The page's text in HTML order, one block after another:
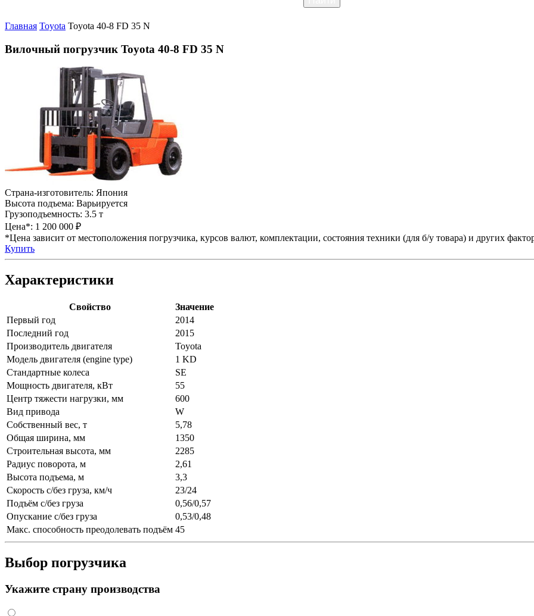
Главная Toyota Toyota 40-8 FD 35 N
Вилочный погрузчик Toyota 40-8 FD 35 N
Страна-изготовитель: Япония
Высота подъема: Варьируется
Грузоподъемность: 3.5 т
Цена*: 1 200 000 ₽
*Цена зависит от местоположения погрузчика, курсов валют, комплектации, состояния техники (для б/у товара) и других
Купить
Характеристики
Свойство
Значение
Первый год
2014
Последний год
2015
Производитель двигателя
Toyota
Модель двигателя (engine type)
1 KD
Стандартные колеса
SE
Мощность двигателя, кВт
55
Центр тяжести нагрузки, мм
600
Вид привода
W
Собственный вес, т
5,78
Общая ширина, мм
1350
Строительная высота, мм
2285
Радиус поворота, м
2,61
Высота подъема, м
3,3
Скорость с/без груза, км/ч
23/24
Подъём с/без груза
0,56/0,57
Опускание с/без груза
0,53/0,48
Макс. способность преодолевать подъём 45
Выбор погрузчика
Укажите страну производства